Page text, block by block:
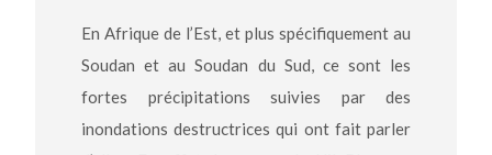
En Afrique de l’Est, et plus spécifiquement au
Soudan et au Soudan du Sud, ce sont les
fortes précipitations suivies par des
inondations destructrices qui ont fait parler